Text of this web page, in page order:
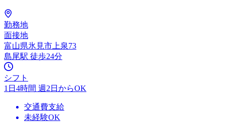
勤務地
面接地
富山県氷見市上泉73
島尾駅 徒歩24分
シフト
1日4時間 週2日からOK
交通費支給
未経験OK